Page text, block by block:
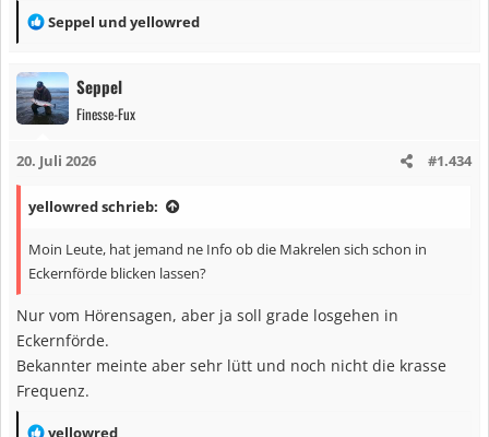
R
a
k
t
o
e
:
Seppel undyellowred
Seppel
Finesse-Fux
20. Juli 2026 #1.434
yellowred schrieb:
Moin Leute, hat jemand ne Info ob die Makrelen sich schon in
Eckernförde blicken lassen?
Nur vom Hörensagen, aber ja soll grade losgehen in
Eckernförde.
Bekannter meinte aber sehr lütt und noch nicht die krasse
Frequenz.
R
yellowred